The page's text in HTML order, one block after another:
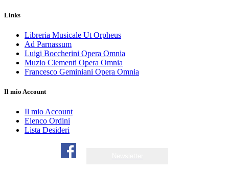
Links
Libreria Musicale Ut Orpheus
Ad Parnassum
Luigi Boccherini Opera Omnia
Muzio Clementi Opera Omnia
Francesco Geminiani Opera Omnia
Il mio Account
Il mio Account
Elenco Ordini
Lista Desideri